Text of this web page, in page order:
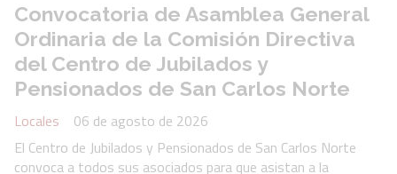
Convocatoria de Asamblea General
Ordinaria de la Comisión Directiva
del Centro de Jubilados y
Pensionados de San Carlos Norte
Locales
06 de agosto de 2026
El Centro de Jubilados y Pensionados de San Carlos Norte
convoca a todos sus asociados para que asistan a la